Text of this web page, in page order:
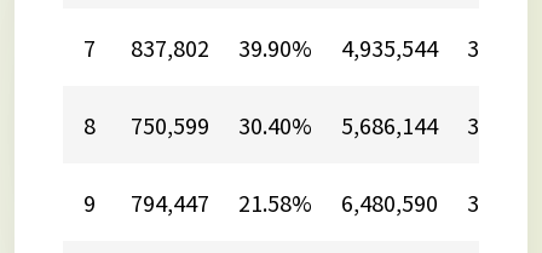
7 837,802 39.90% 4,935,544 34.63%
8 750,599 30.40% 5,686,144 34.06%
9 794,447 21.58% 6,480,590 32.39%